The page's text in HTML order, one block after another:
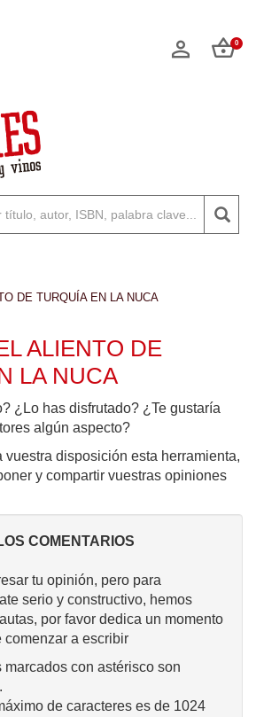
0
DE TURQUÍA EN LA NUCA
ALIENTO DE
LA NUCA
¿Lo has disfrutado? ¿Te gustaría
algún aspecto?
vuestra disposición esta herramienta,
y compartir vuestras opiniones
COMENTARIOS
tu opinión, pero para
serio y constructivo, hemos
por favor dedica un momento
comenzar a escribir
marcados con astérisco son
de caracteres es de 1024